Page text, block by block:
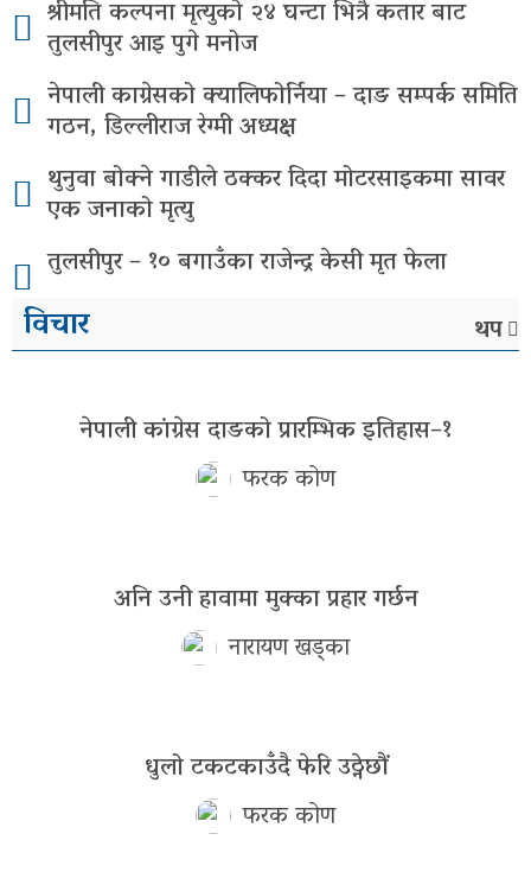
श्रीमति कल्पना मृत्युको २४ घन्टा भित्रै कतार बाट
तुलसीपुर आइ पुगे मनोज
नेपाली काग्रेसको क्यालिफोर्निया – दाङ सम्पर्क समिति
गठन, डिल्लीराज रेग्मी अध्यक्ष
थुनुवा बोक्ने गाडीले ठक्कर दिदा मोटरसाइकमा सावर
एक जनाको मृत्यु
तुलसीपुर – १० बगाउँका राजेन्द्र केसी मृत फेला
विचार थप
नेपाली कांग्रेस दाङको प्रारम्भिक इतिहास–१
फरक कोण
अनि उनी हावामा मुक्का प्रहार गर्छन
नारायण खड्का
धुलो टकटकाउँदै फेरि उठ्नेछौं
फरक कोण